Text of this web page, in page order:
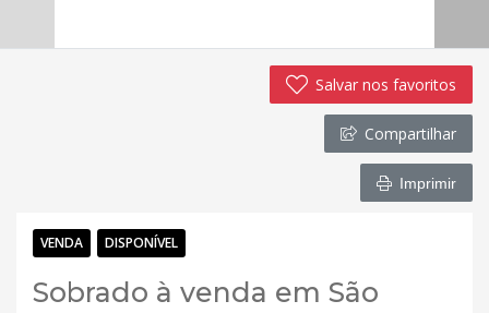
Salvar nos favoritos
Compartilhar
Imprimir
VENDA DISPONÍVEL
Sobrado à venda em São